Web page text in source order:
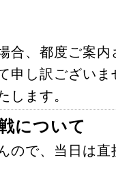
合、都度ご案
申し訳ござい
します。
について
ので、当日は